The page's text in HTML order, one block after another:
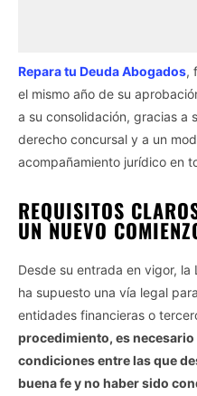
Repara tu Deuda Abogados,
el mismo año de su
a su consolidación, gracias a
derecho concursal y a un
acompañamiento jurídico en
REQUISITOS
UN NUEVO
Desde su entrada en vigor,
ha supuesto una vía legal
entidades financieras o
procedimiento, es
condiciones entre las que
buena fe y no haber sido